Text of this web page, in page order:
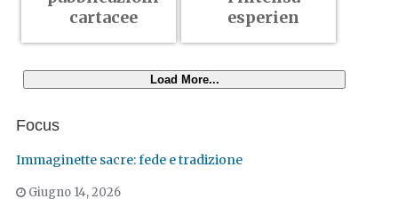
cartacee
esperien
Load More...
Focus
Immaginette sacre: fede e tradizione
Giugno 14, 2026